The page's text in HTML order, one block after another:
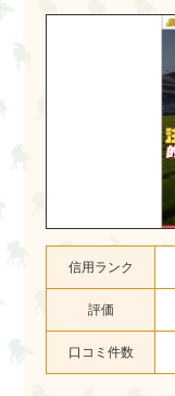
信用ランク
評価
口コミ件数